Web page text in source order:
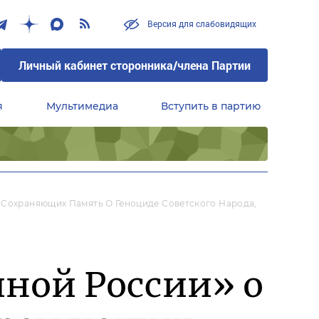
Версия для слабовидящих
Личный кабинет сторонника/члена Партии
Мультимедиа Вступить в партию
Память О Геноциде Советского Народа,
России» о